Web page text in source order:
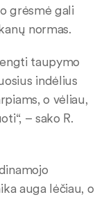
grėsmė gali
normas.
taupymo
indėlius
o vėliau,
– sako R.
auga lėčiau, o